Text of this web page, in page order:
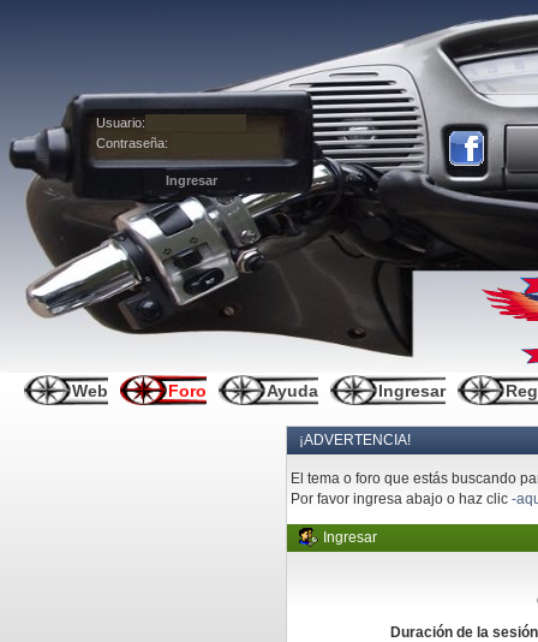
Usuario:
Contraseña:
Web Foro Ayuda Ingresar
¡ADVERTENCIA!
El tema o foro que estás buscando
Por favor ingresa abajo o haz clic-
Ingresar
Duración de la